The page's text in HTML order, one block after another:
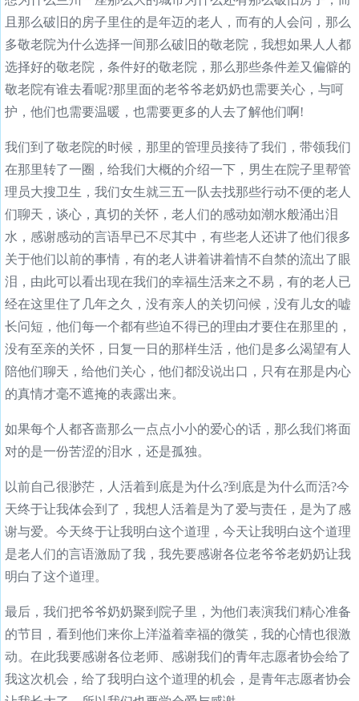
且那么破旧的房子里住的是年迈的老人，而有的人会问，那么
多敬老院为什么选择一间那么破旧的敬老院，我想如果人人都
选择好的敬老院，条件好的敬老院，那么那些条件差又偏僻的
敬老院有谁去看呢?那里面的老爷爷老奶奶也需要关心，与呵
护，他们也需要温暖，也需要更多的人去了解他们啊!
我们到了敬老院的时候，那里的管理员接待了我们，带领我们
在那里转了一圈，给我们大概的介绍一下，男生在院子里帮管
理员大搜卫生，我们女生就三五一队去找那些行动不便的老人
们聊天，谈心，真切的关怀，老人们的感动如潮水般涌出泪
水，感谢感动的言语早已不尽其中，有些老人还讲了他们很多
关于他们以前的事情，有的老人讲着讲着情不自禁的流出了眼
泪，由此可以看出现在我们的幸福生活来之不易，有的老人已
经在这里住了几年之久，没有亲人的关切问候，没有儿女的嘘
长问短，他们每一个都有些迫不得已的理由才要住在那里的，
没有至亲的关怀，日复一日的那样生活，他们是多么渴望有人
陪他们聊天，给他们关心，他们都没说出口，只有在那是内心
的真情才毫不遮掩的表露出来。
如果每个人都吝啬那么一点点小小的爱心的话，那么我们将面
对的是一份苦涩的泪水，还是孤独。
以前自己很渺茫，人活着到底是为什么?到底是为什么而活?今
天终于让我体会到了，我想人活着是为了爱与责任，是为了感
谢与爱。今天终于让我明白这个道理，今天让我明白这个道理
是老人们的言语激励了我，我先要感谢各位老爷爷老奶奶让我
明白了这个道理。
最后，我们把爷爷奶奶聚到院子里，为他们表演我们精心准备
的节目，看到他们来你上洋溢着幸福的微笑，我的心情也很激
动。在此我要感谢各位老师、感谢我们的青年志愿者协会给了
我这次机会，给了我明白这个道理的机会，是青年志愿者协会